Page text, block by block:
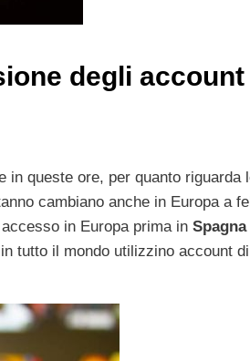
degli
queste ore, per quanto riguarda
cambiano anche in Europa a
in Europa prima in
tutto il mondo utilizzino account